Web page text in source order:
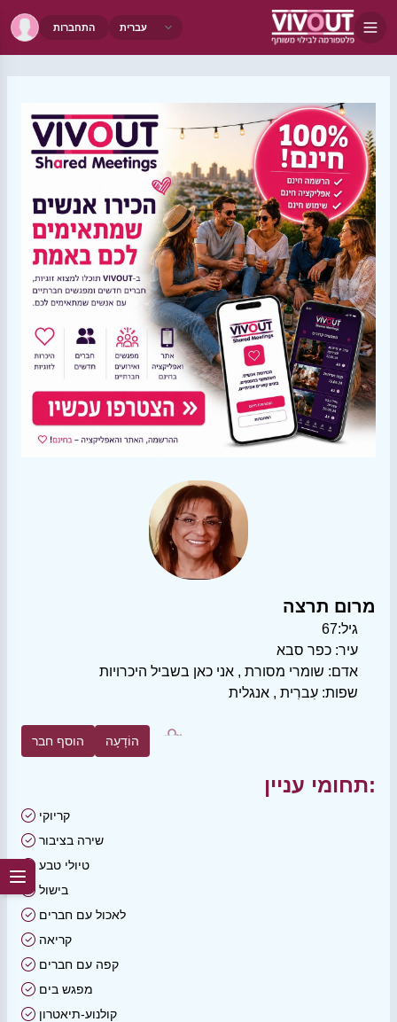
התחברות
מרום תרצה
גיל:67
עיר: כפר סבא
אדם: שומרי מסורת , אני כאן בשביל היכרויות
שפות: עִברִית , אנגלית
הוסף חבר הוֹדָעָה
תחומי עניין:
קריוקי
שירה בציבור
טיולי טבע
בישול
לאכול עם חברים
קריאה
קפה עם חברים
מפגש בים
קולנוע-תיאטרון